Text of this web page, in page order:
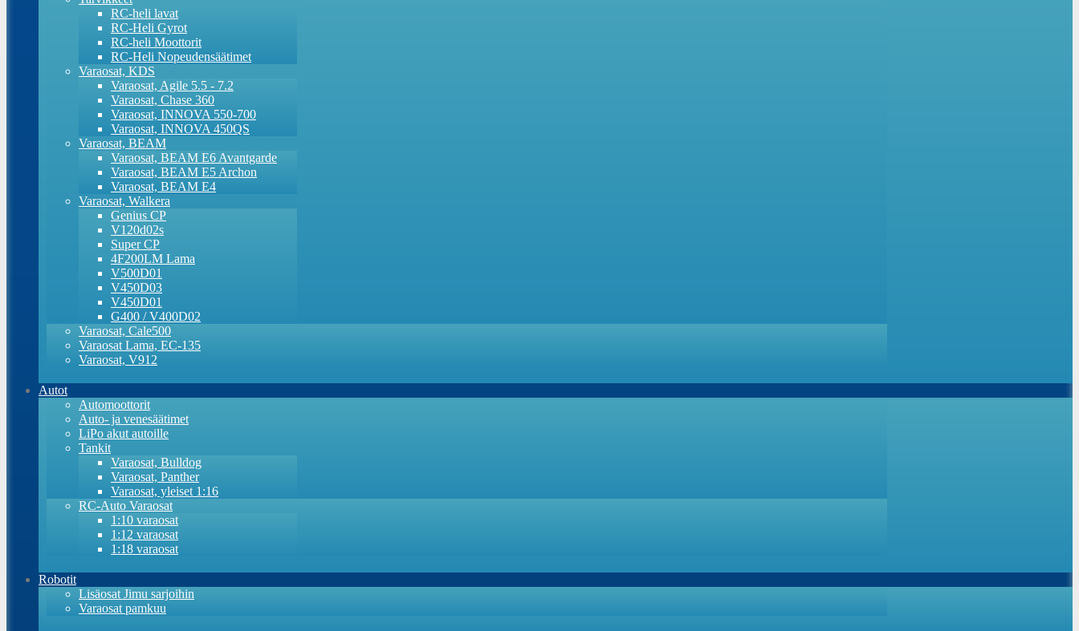
RC-heli lavat
RC-Heli Gyrot
RC-heli Moottorit
RC-Heli Nopeudensäätimet
Varaosat, KDS
Varaosat, Agile 5.5 - 7.2
Varaosat, Chase 360
Varaosat, INNOVA 550-700
Varaosat, INNOVA 450QS
Varaosat, BEAM
Varaosat, BEAM E6 Avantgarde
Varaosat, BEAM E5 Archon
Varaosat, BEAM E4
Varaosat, Walkera
Genius CP
V120d02s
Super CP
4F200LM Lama
V500D01
V450D03
V450D01
G400 / V400D02
Varaosat, Cale500
Varaosat Lama, EC-135
Varaosat, V912
Autot
Automoottorit
Auto- ja venesäätimet
LiPo akut autoille
Tankit
Varaosat, Bulldog
Varaosat, Panther
Varaosat, yleiset 1:16
RC-Auto Varaosat
1:10 varaosat
1:12 varaosat
1:18 varaosat
Robotit
Lisäosat Jimu sarjoihin
Varaosat pamkuu